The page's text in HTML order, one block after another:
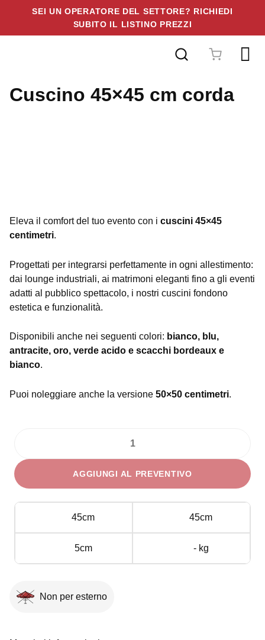
SEI UN OPERATORE DEL SETTORE? RICHIEDI
SUBITO IL LISTINO PREZZI
Cuscino 45×45 cm corda
Eleva il comfort del tuo evento con i cuscini 45×45
centimetri.
Progettati per integrarsi perfettamente in ogni allestimento:
dai lounge industriali, ai matrimoni eleganti fino a gli eventi
adatti al pubblico spettacolo, i nostri cuscini fondono
estetica e funzionalità.
Disponibili anche nei seguenti colori: bianco, blu,
antracite, oro, verde acido e scacchi bordeaux e
bianco.
Puoi noleggiare anche la versione 50×50 centimetri.
Cuscino
cm
corda
quantità
AGGIUNGI AL PREVENTIVO
45cm 45cm
5cm - kg
Non per esterno